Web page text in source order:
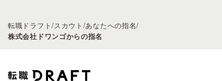
転職ドラフト/スカウト /あなたへの指名/
株式会社ドワンゴからの指名